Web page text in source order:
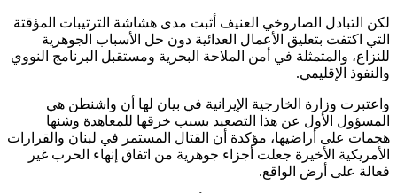
لكن التبادل الصاروخي العنيف أثبت مدى هشاشة الترتيبات المؤقتة
التي اكتفت بتعليق الأعمال العدائية دون حل الأسباب الجوهرية
للنزاع، والمتمثلة في أمن الملاحة البحرية ومستقبل البرنامج النووي
والنفوذ الإقليمي.
واعتبرت وزارة الخارجية الإيرانية في بيان لها أن واشنطن هي
المسؤول الأول عن هذا التصعيد بسبب خرقها للمعاهدة وشنها
هجمات على أراضيها، مؤكدة أن القتال المستمر في لبنان والقرارات
الأمريكية الأخيرة جعلت أجزاء جوهرية من اتفاق إنهاء الحرب غير
فعالة على أرض الواقع.